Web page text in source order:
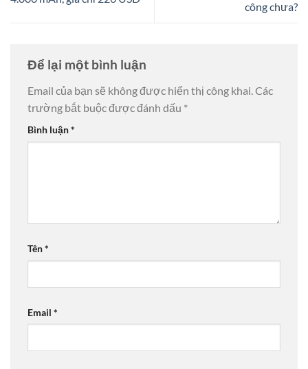
công chưa?
Để lại một bình luận
Email của bạn sẽ không được hiển thị công khai.Các
trường bắt buộc được đánh dấu *
Bình luận*
Tên*
Email *